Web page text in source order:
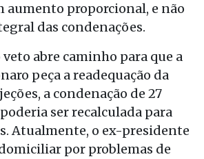
aumento proporcional, e não
das condenações.
abre caminho para que a
peça a readequação da
a condenação de 27
ser recalculada para
Atualmente, o ex-presidente
por problemas de